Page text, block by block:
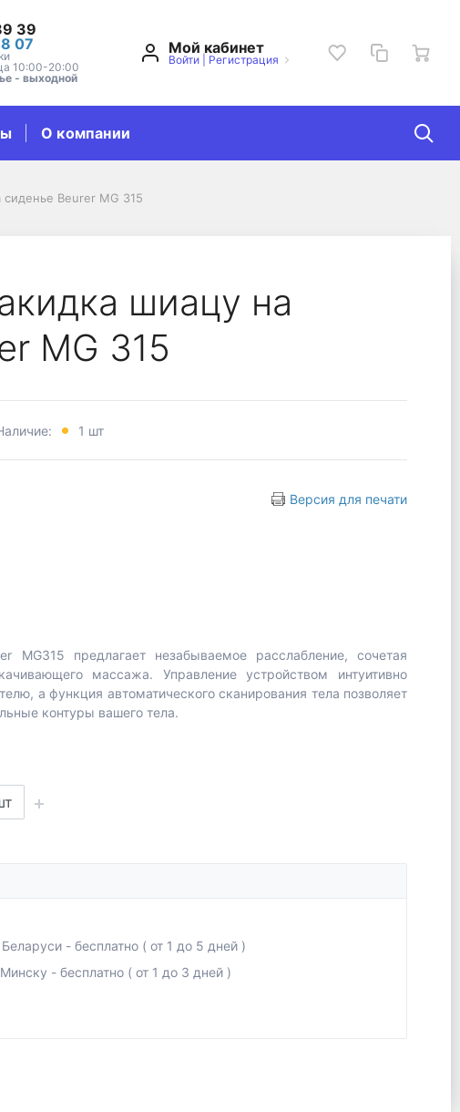
39
07
10:00-20:00
- выходной
Мой кабинет
Войти| Регистрация
О компании
Beurer MG 315
шиацу на
MG 315
1 шт
Версия для печати
предлагает незабываемое расслабление, сочетая
массажа. Управление устройством интуитивно
а функция автоматического сканирования тела позволяет
контуры вашего тела.
- бесплатно ( от 1 до 5 дней )
- бесплатно ( от 1 до 3 дней )